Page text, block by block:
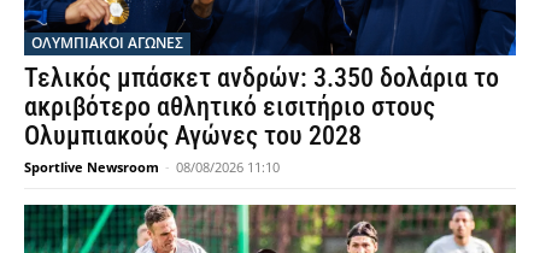
ΟΛΥΜΠΙΑΚΟΊ ΑΓΏΝΕΣ
Τελικός μπάσκετ ανδρών: 3.350 δολάρια το
ακριβότερο αθλητικό εισιτήριο στους
Ολυμπιακούς Αγώνες του 2028
Sportlive Newsroom - 08/08/2026 11:10